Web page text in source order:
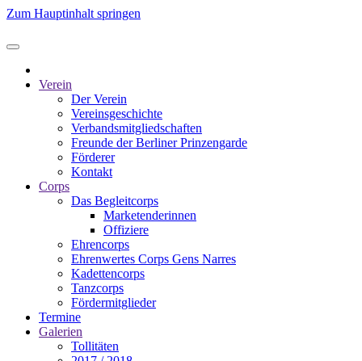
Zum Hauptinhalt springen
Verein
Der Verein
Vereinsgeschichte
Verbandsmitgliedschaften
Freunde der Berliner Prinzengarde
Förderer
Kontakt
Corps
Das Begleitcorps
Marketenderinnen
Offiziere
Ehrencorps
Ehrenwertes Corps Gens Narres
Kadettencorps
Tanzcorps
Fördermitglieder
Termine
Galerien
Tollitäten